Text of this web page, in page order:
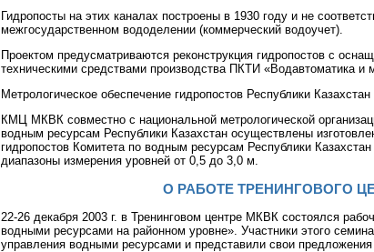
Гидропосты на этих каналах построены в 1930 году и не
межгосударственном вододелении (коммерческий водоучет).
Проектом предусматриваются реконструкция гидропостов с
техническими средствами производства ПКТИ «Водавтоматика
Метрологическое обеспечение гидропостов Республики Казахстан
КМЦ МКВК совместно с национальной метрологической
водным ресурсам Республики Казахстан осуществлены
гидропостов Комитета по водным ресурсам Республики
диапазоны измерения уровней от 0,5 до 3,0 м.
О РАБОТЕ ТРЕНИНГОВОГО
22-26 декабря 2003 г. в Тренинговом центре МКВК состоялся
водными ресурсами на районном уровне». Участники этого
управления водными ресурсами и представили свои